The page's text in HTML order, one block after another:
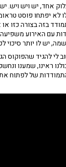
אחד, יש ויש ויש.
לא יפתחו פוסט
בזה בצורה כזו
עם האירוע
יש לו יותר סיכוי
לי להגיד שהפוקוס
ראינו, שמענו
של לפתוח